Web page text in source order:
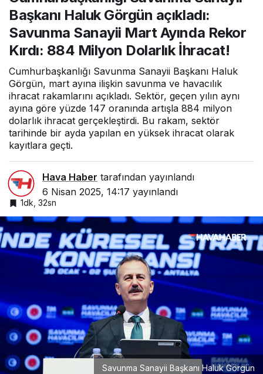
Görgün açıkladı:
Savunma Sanayii
Mart Ayında Rekor
Kırdı: 884 Milyon
Dolarlık İhracat!
Başkanı Haluk Görgün açıkladı:
Savunma Sanayii Mart Ayında Rekor
Kırdı: 884 Milyon Dolarlık İhracat!
Cumhurbaşkanlığı Savunma Sanayii Başkanı Haluk
Görgün, mart ayına ilişkin savunma ve havacılık
ihracat rakamlarını açıkladı. Sektör, geçen yılın aynı
ayına göre yüzde 147 oranında artışla 884 milyon
dolarlık ihracat gerçekleştirdi. Bu rakam, sektör
tarihinde bir ayda yapılan en yüksek ihracat olarak
kayıtlara geçti.
Hava Haber tarafından yayınlandı
6 Nisan 2025, 14:17 yayınlandı
1dk, 32sn
Savunma Sanayii Başkanı Haluk Görgün